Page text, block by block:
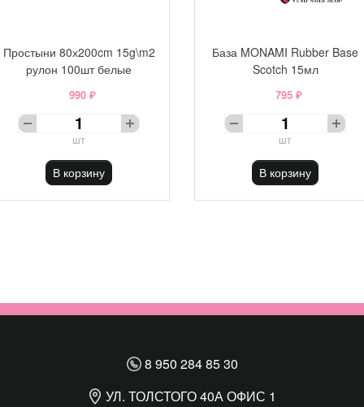
Простыни 80х200cm 15g\m2
рулон 100шт белые
990 ₽
шт
В корзину
База MONAMI Rubber Base
Scotch 15мл
795 ₽
шт
В корзину
8 950 284 85 30
УЛ. ТОЛСТОГО 40А ОФИС 1